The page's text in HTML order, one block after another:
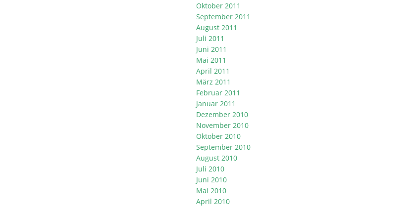
Oktober 2011
September 2011
August 2011
Juli 2011
Juni 2011
Mai 2011
April 2011
März 2011
Februar 2011
Januar 2011
Dezember 2010
November 2010
Oktober 2010
September 2010
August 2010
Juli 2010
Juni 2010
Mai 2010
April 2010